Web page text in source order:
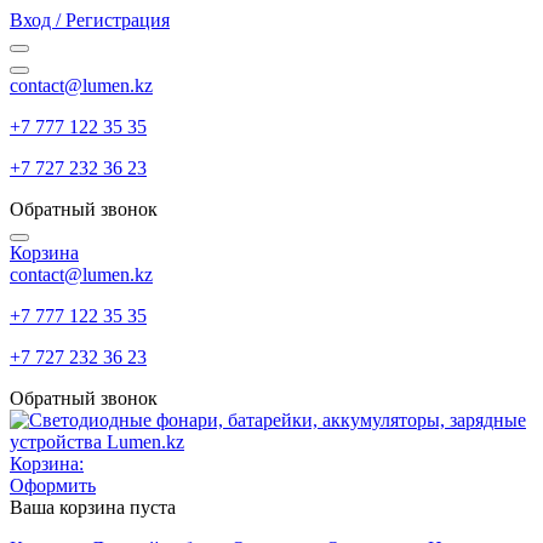
Вход / Регистрация
contact@lumen.kz
+7 777 122 35 35
+7 727 232 36 23
Обратный звонок
Корзина
contact@lumen.kz
+7 777 122 35 35
+7 727 232 36 23
Обратный звонок
Корзина:
Оформить
Ваша корзина пуста